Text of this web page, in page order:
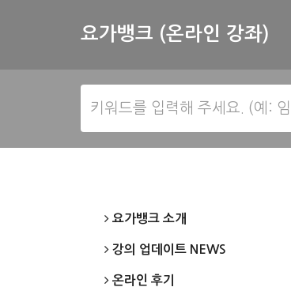
요가뱅크 (온라인 강좌)
요가뱅크 소개
강의 업데이트 NEWS
온라인 후기